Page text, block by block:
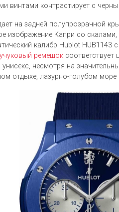
винтами контрастирует с
на задней полупрозрачной
изображение Капри со
калибр Hublot HUB1143
ремешок
несмотря на
отдыхе, лазурно-голубом море